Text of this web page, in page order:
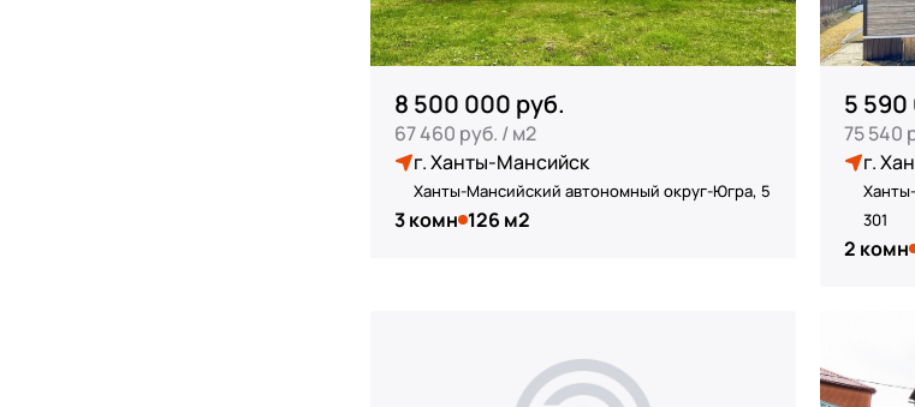
8 500 000 руб.
67 460 руб. / м2
г. Ханты-Мансийск
Ханты-Мансийский автономный округ-Югра, 5
3 комн 126 м2
5 590
75 540
г.
301
2 комн